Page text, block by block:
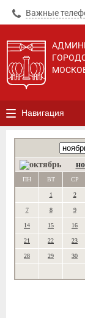
Важные
Навигация
ПН ВТ СР
1 2
7 8 9
14 15 16
21 22 23
28 29 30